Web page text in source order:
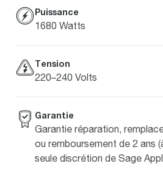
Puissance
1680 Watts
Tension
220–240 Volts
Garantie
Garantie réparation,
ou remboursement de 2 ans
seule discrétion de Sage